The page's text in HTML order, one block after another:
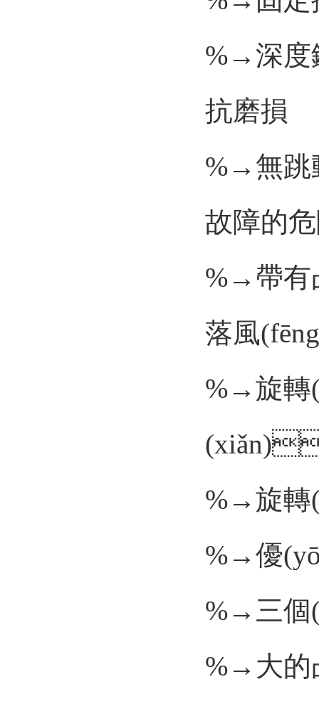
%→深度
抗磨損
%→無跳
故障的
%→帶有
落風
%→旋轉
%→旋轉
%→優
%→三個
%→大的